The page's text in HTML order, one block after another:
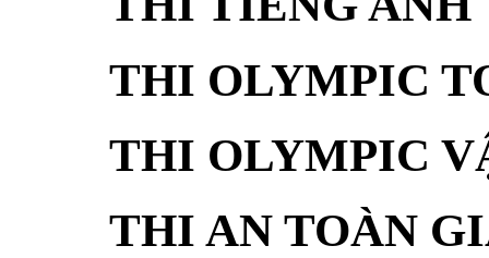
THI OLYMPIC
THI OLYMPIC
THI AN TOÀN